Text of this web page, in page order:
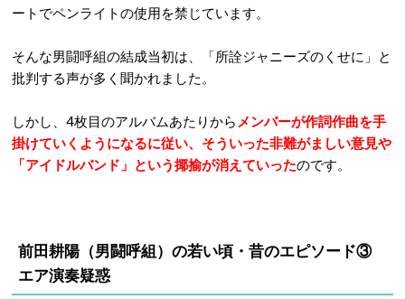
ートでペンライトの使用を禁じています。
そんな男闘呼組の結成当初は、「所詮ジャニーズのくせに」と
批判する声が多く聞かれました。
しかし、4枚目のアルバムあたりから メンバーが作詞作曲を手
掛けていくようになるに従い、そういった非難がましい意見や
「アイドルバンド」という揶揄が消えていったのです。
前田耕陽（男闘呼組）の若い頃・昔のエピソード③
エア演奏疑惑